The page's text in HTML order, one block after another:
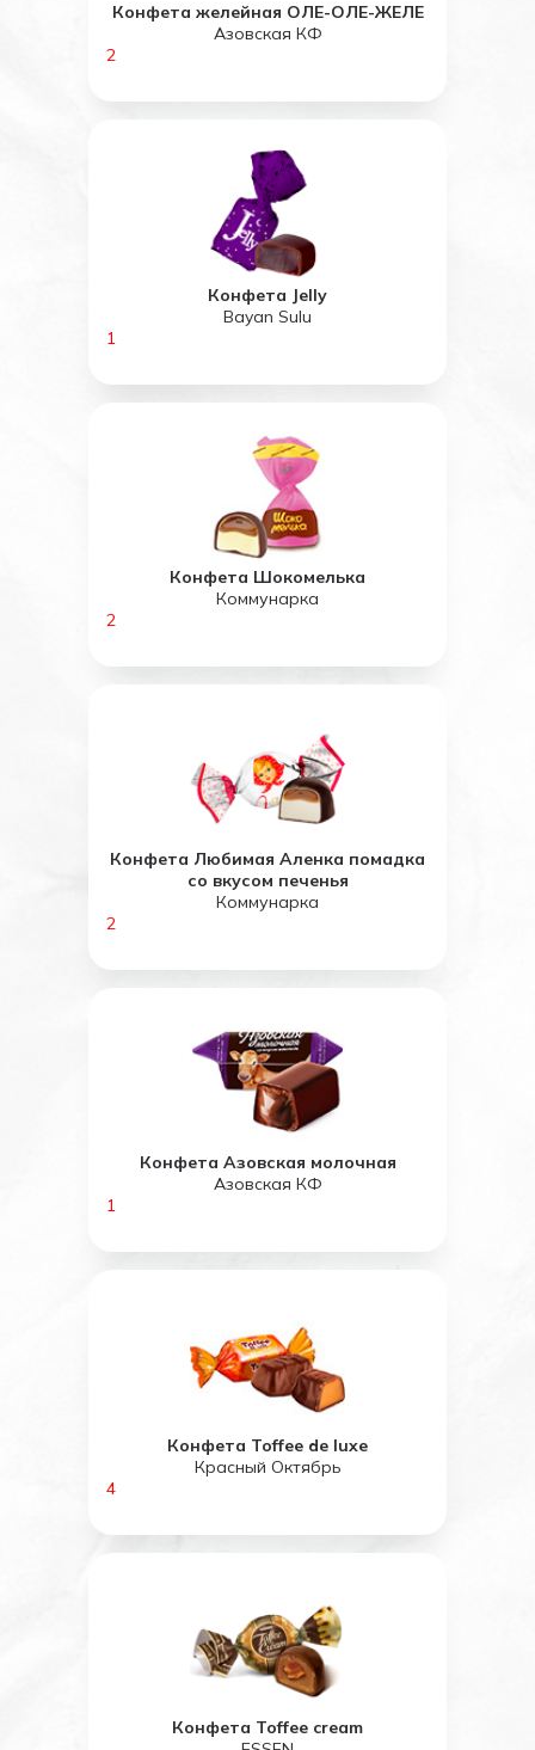
Конфета желейная ОЛЕ-ОЛЕ-ЖЕЛЕ
Азовская КФ
2
Конфета Jelly
Bayan Sulu
1
Конфета Шокомелька
Коммунарка
2
Конфета Любимая Аленка помадка
со вкусом печенья
Коммунарка
2
Конфета Азовская молочная
Азовская КФ
1
Конфета Toffee de luxe
Красный Октябрь
4
Конфета Toffee cream